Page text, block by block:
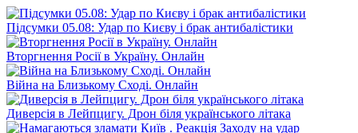
Підсумки 05.08: Удар по Києву і брак антибалістики
Вторгнення Росії в Україну. Онлайн
Війна на Близькому Сході. Онлайн
Диверсія в Лейпцигу. Дрон біля українського літака